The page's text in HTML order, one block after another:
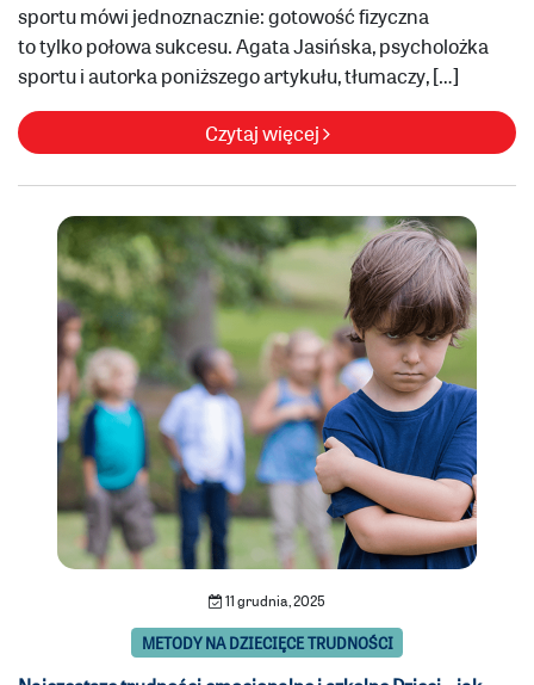
sportu mówi jednoznacznie: gotowość fizyczna
to tylko połowa sukcesu. Agata Jasińska, psycholożka
sportu i autorka poniższego artykułu, tłumaczy, […]
Czytaj więcej
11 grudnia, 2025
METODY NA DZIECIĘCE TRUDNOŚCI